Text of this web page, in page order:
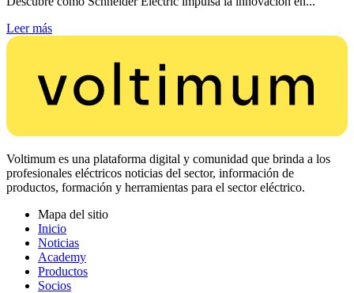
Leer más
Voltimum es una plataforma digital y comunidad que brinda a los
profesionales eléctricos noticias del sector, información de
productos, formación y herramientas para el sector eléctrico.
Mapa del sitio
Inicio
Noticias
Academy
Productos
Socios